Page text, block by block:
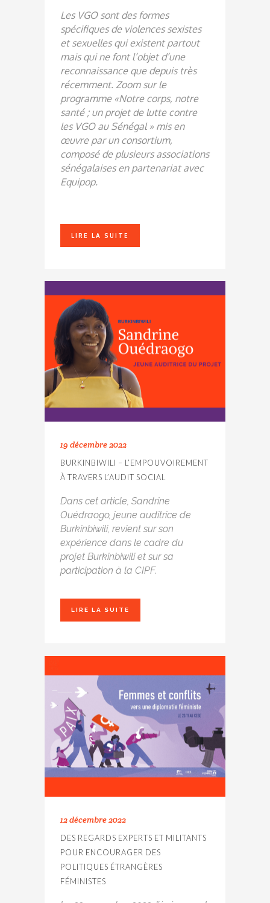
Les VGO sont des formes
spécifiques de violences sexistes
et sexuelles qui existent partout
mais qui ne font l’objet d’une
reconnaissance que depuis très
récemment. Zoom sur le
programme «Notre corps, notre
santé ; un projet de lutte contre
les VGO au Sénégal » mis en
œuvre par un consortium,
composé de plusieurs associations
sénégalaises en partenariat avec
Equipop.
LIRE LA SUITE
19 décembre 2022
BURKINBIWILI – L’EMPOUVOIREMENT
À TRAVERS L’AUDIT SOCIAL
Dans cet article, Sandrine
Ouédraogo, jeune auditrice de
Burkinbiwili, revient sur son
expérience dans le cadre du
projet Burkinbiwili et sur sa
participation à la CIPF.
LIRE LA SUITE
12 décembre 2022
DES REGARDS EXPERTS ET MILITANTS
POUR ENCOURAGER DES
POLITIQUES ÉTRANGÈRES
FÉMINISTES